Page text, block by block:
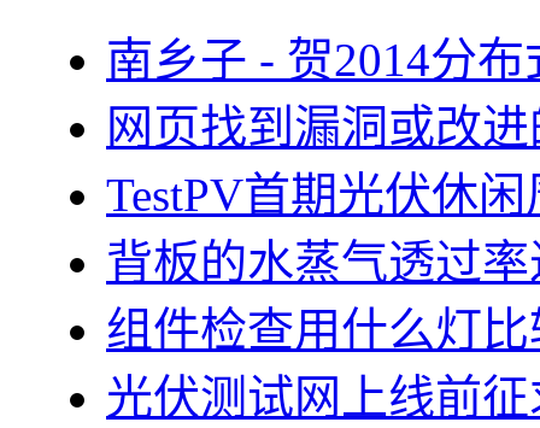
南乡子 - 贺2014分
网页找到漏洞或改
TestPV首期光伏休
背板的水蒸气透过
组件检查用什么灯
光伏测试网上线前